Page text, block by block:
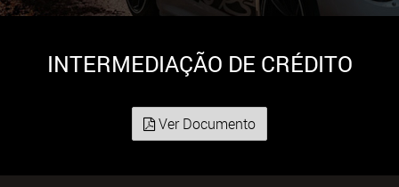
INTERMEDIAÇÃO DE CRÉDITO
Ver Documento